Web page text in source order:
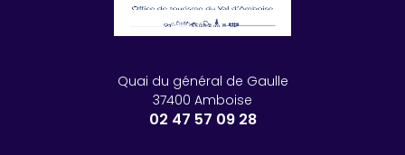
Quai du général de Gaulle
37400 Amboise
02 47 57 09 28